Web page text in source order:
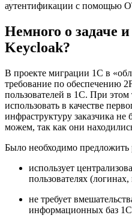
аутентификации с помощью
Немного о задаче
Keycloak?
В проекте миграции 1С в
требование по обеспечению
пользователей в 1С. При
использовать в качестве
инфраструктуру заказчика
можем, так как они
Было необходимо предложить
использует
пользователях
не требует
информационных баз